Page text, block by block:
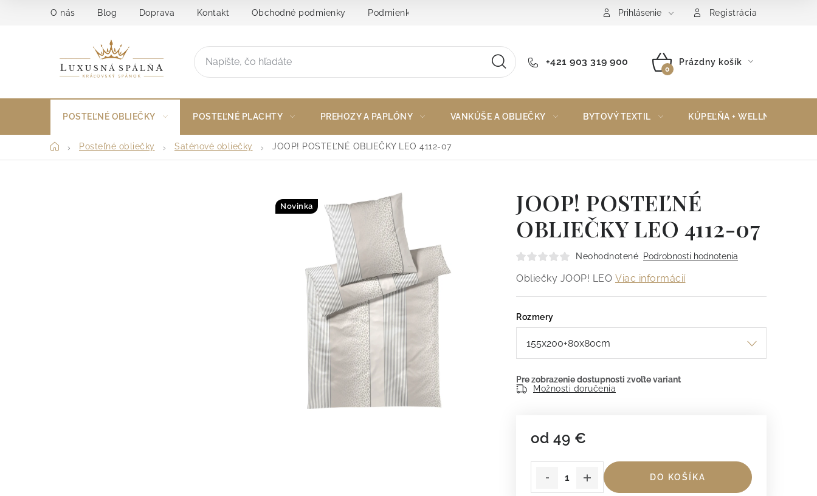
O nás Blog Doprava Kontakt Obchodné podmienky Podmienky ochrany osobných údajov Reklamačný poriadok Vrátenie tovaru
Prihlásenie Registrácia
+421 903 319 900
NÁKUPNÝ
Prázdny košík
POSTEĽNÉ OBLIEČKY POSTEĽNÉ PLACHTY PREHOZY A PAPLÓNY VANKÚŠE A OBLIEČKY BYTOVÝ TEXTIL KÚPEĽŇA + WELLNESS
DomovPosteľné obliečky Saténové obliečky JOOP! POSTEĽNÉ OBLIEČKY LEO 4112-07
JOOP! POSTEĽNÉ
OBLIEČKY LEO 4112-07
Neohodnotené Podrobnosti hodnotenia
Obliečky JOOP! LEO Viac informácií
Rozmery
Možnosti doručenia
od 49 €
DO KOŠÍKA
Novinka